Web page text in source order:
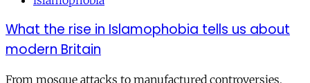
What the rise in Islamophobia tells us about
modern Britain
From mosque attacks to manufactured controversies,